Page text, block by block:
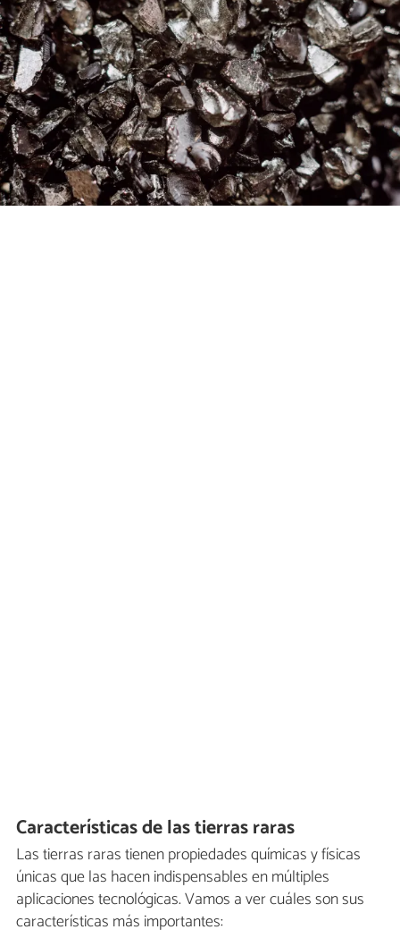
Características de las tierras raras
Las tierras raras tienen propiedades químicas y físicas
únicas que las hacen indispensables en múltiples
aplicaciones tecnológicas. Vamos a ver cuáles son sus
características más importantes: